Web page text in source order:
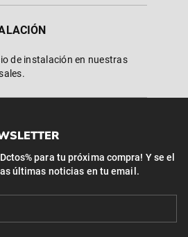
de instalación en nuestras
para tu próxima compra! Y se el
últimas noticias en tu email.